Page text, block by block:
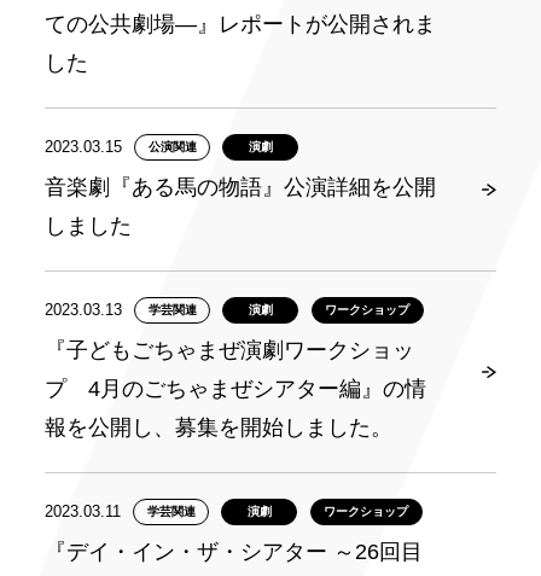
ての公共劇場―』レポートが公開されま
した
2023.03.15 公演関連 演劇
音楽劇『ある馬の物語』公演詳細を公開
しました
2023.03.13 学芸関連 演劇 ワークショップ
『子どもごちゃまぜ演劇ワークショッ
プ 4月のごちゃまぜシアター編』の情
報を公開し、募集を開始しました。
2023.03.11 学芸関連 演劇 ワークショップ
『デイ・イン・ザ・シアター ～26回目